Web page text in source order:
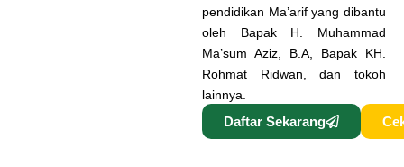
pendidikan Ma’arif yang dibantu
oleh Bapak H. Muhammad
Ma’sum Aziz, B.A, Bapak KH.
Rohmat Ridwan, dan tokoh
lainnya.
Daftar Sekarang